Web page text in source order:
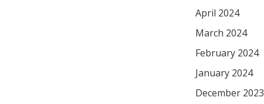
April 2024
March 2024
February 2024
January 2024
December 2023